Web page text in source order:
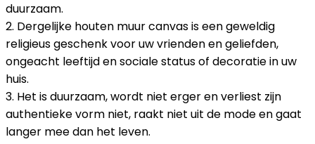
duurzaam.
2. Dergelijke houten muur canvas is een geweldig
religieus geschenk voor uw vrienden en geliefden,
ongeacht leeftijd en sociale status of decoratie in uw
huis.
3. Het is duurzaam, wordt niet erger en verliest zijn
authentieke vorm niet, raakt niet uit de mode en gaat
langer mee dan het leven.